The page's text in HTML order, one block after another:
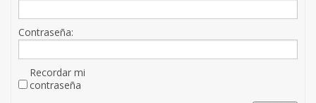
Contraseña:
Recordar mi
contraseña